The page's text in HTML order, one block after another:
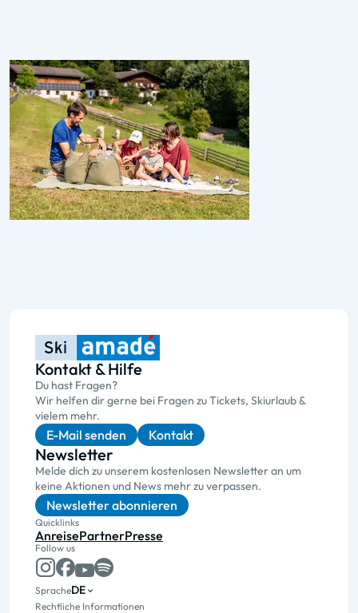
Kontakt & Hilfe
Du hast Fragen?
Wir helfen dir gerne bei Fragen zu Tickets, Skiurlaub &
vielem mehr.
E-Mail senden Kontakt
Newsletter
Melde dich zu unserem kostenlosen Newsletter an um
keine Aktionen und News mehr zu verpassen.
Newsletter abonnieren
Quicklinks
AnreisePartnerPresse
Follow us
SpracheDE
Rechtliche Informationen